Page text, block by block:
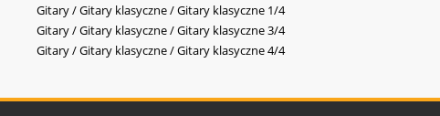
Gitary / Gitary klasyczne / Gitary klasyczne 1/4
Gitary / Gitary klasyczne / Gitary klasyczne 3/4
Gitary / Gitary klasyczne / Gitary klasyczne 4/4